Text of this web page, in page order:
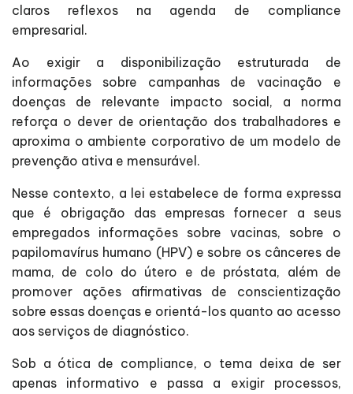
claros reflexos na agenda de compliance
empresarial.
Ao exigir a disponibilização estruturada de
informações sobre campanhas de vacinação e
doenças de relevante impacto social, a norma
reforça o dever de orientação dos trabalhadores e
aproxima o ambiente corporativo de um modelo de
prevenção ativa e mensurável.
Nesse contexto, a lei estabelece de forma expressa
que é obrigação das empresas fornecer a seus
empregados informações sobre vacinas, sobre o
papilomavírus humano (HPV) e sobre os cânceres de
mama, de colo do útero e de próstata, além de
promover ações afirmativas de conscientização
sobre essas doenças e orientá-los quanto ao acesso
aos serviços de diagnóstico.
Sob a ótica de compliance, o tema deixa de ser
apenas informativo e passa a exigir processos,